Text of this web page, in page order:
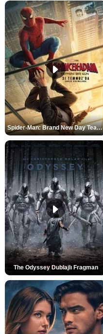
Spider-Man: Brand New Day Teaser
The Odyssey Dublajlı Fragman